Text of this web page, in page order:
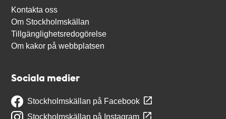
Kontakta oss
Om Stockholmskällan
Tillgänglighetsredogörelse
Om kakor på webbplatsen
Sociala medier
Stockholmskällan på Facebook
Stockholmskällan på Instagram